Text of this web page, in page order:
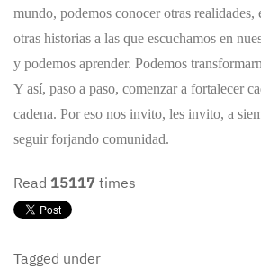
mundo, podemos conocer otras realidades,
otras historias a las que escuchamos en
y podemos aprender. Podemos
Y así, paso a paso, comenzar a fortalecer
cadena. Por eso nos invito, les invito, a
seguir forjando comunidad.
Read 15117 times
Tagged under